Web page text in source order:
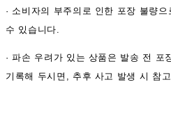
· 소비자의 부주의로 인한 포장 불량
수 있습니다.
·파손 우려가 있는 상품은 발송 전 포
기록해 두시면, 추후 사고 발생 시 참